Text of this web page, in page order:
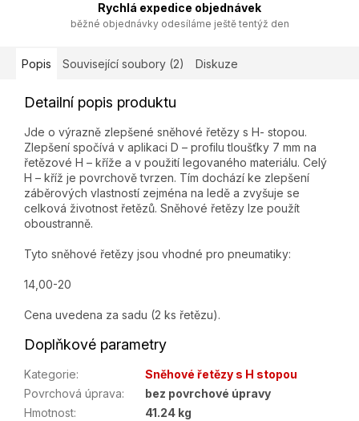
Rychlá expedice objednávek
běžné objednávky odesíláme ještě tentýž den
Popis Související soubory (2) Diskuze
Detailní popis produktu
Jde o výrazně zlepšené sněhové řetězy s H- stopou.
Zlepšení spočívá v aplikaci D – profilu tloušťky 7 mm na
řetězové H – kříže a v použití legovaného materiálu. Celý
H – kříž je povrchově tvrzen. Tím dochází ke zlepšení
záběrových vlastností zejména na ledě a zvyšuje se
celková životnost řetězů. Sněhové řetězy lze použít
oboustranně.
Tyto sněhové řetězy jsou vhodné pro pneumatiky:
14,00-20
Cena uvedena za sadu (2 ks řetězu).
Doplňkové parametry
Kategorie:
Sněhové řetězy s H stopou
Povrchová úprava:
bez povrchové úpravy
Hmotnost:
41.24 kg